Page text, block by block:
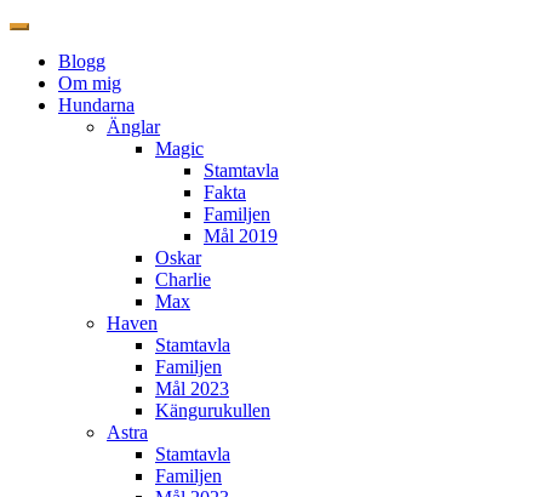
Blogg
Om mig
Hundarna
Änglar
Magic
Stamtavla
Fakta
Familjen
Mål 2019
Oskar
Charlie
Max
Haven
Stamtavla
Familjen
Mål 2023
Kängurukullen
Astra
Stamtavla
Familjen